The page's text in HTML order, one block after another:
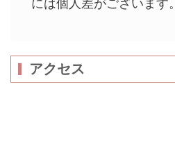
には個人差がございます。
アクセス